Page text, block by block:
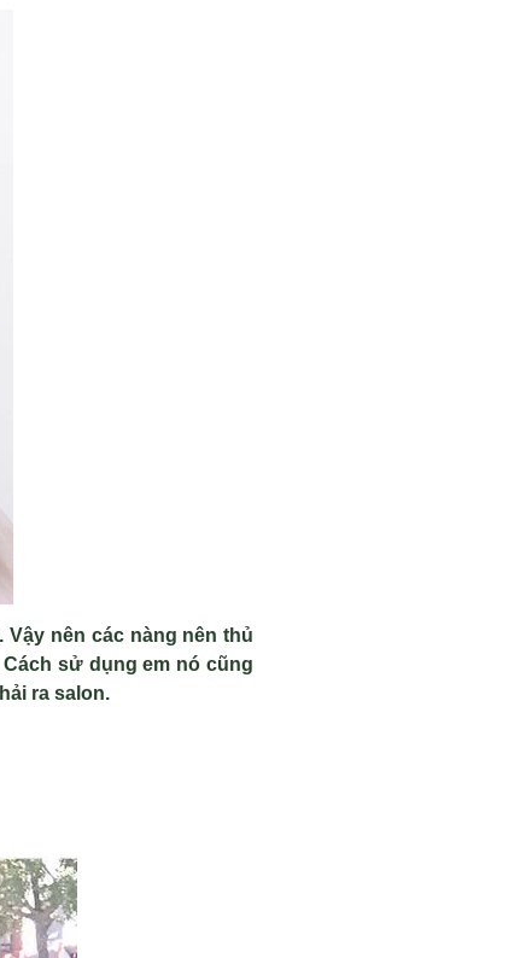
nên các nàng nên thủ
sử dụng em nó cũng
ra salon.